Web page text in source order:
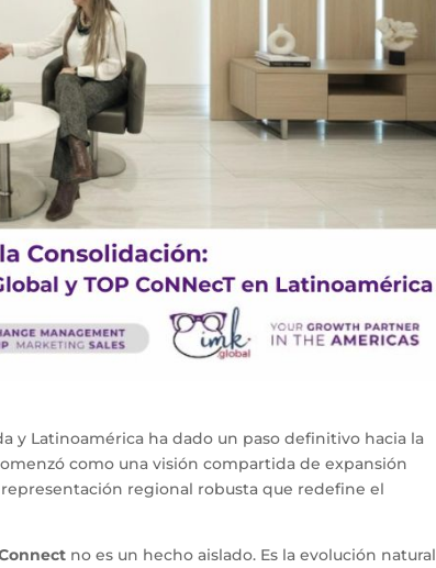
y Latinoamérica ha dado un paso definitivo hacia la
como una visión compartida de expansión
regional robusta que redefine el
no es un hecho aislado. Es la evolución natural